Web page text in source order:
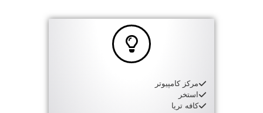
مرکز کامپیوتر
استخر
کافه تریا